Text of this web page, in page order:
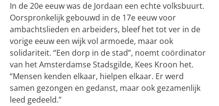
In de 20e eeuw was de Jordaan een echte volksbuurt.
Oorspronkelijk gebouwd in de 17e eeuw voor
ambachtslieden en arbeiders, bleef het tot ver in de
vorige eeuw een wijk vol armoede, maar ook
solidariteit. “Een dorp in de stad”, noemt coördinator
van het Amsterdamse Stadsgilde, Kees Kroon het.
“Mensen kenden elkaar, hielpen elkaar. Er werd
samen gezongen en gedanst, maar ook gezamenlijk
leed gedeeld.”